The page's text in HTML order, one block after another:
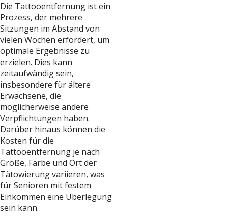
Die Tattooentfernung ist ein
Prozess, der mehrere
Sitzungen im Abstand von
vielen Wochen erfordert, um
optimale Ergebnisse zu
erzielen. Dies kann
zeitaufwändig sein,
insbesondere für ältere
Erwachsene, die
möglicherweise andere
Verpflichtungen haben.
Darüber hinaus können die
Kosten für die
Tattooentfernung je nach
Größe, Farbe und Ort der
Tätowierung variieren, was
für Senioren mit festem
Einkommen eine Überlegung
sein kann.